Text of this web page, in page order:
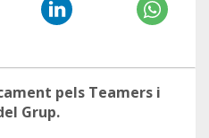
pels Teamers i
Grup.